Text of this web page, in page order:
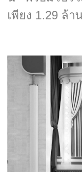
เพียง 1.29 ล้า